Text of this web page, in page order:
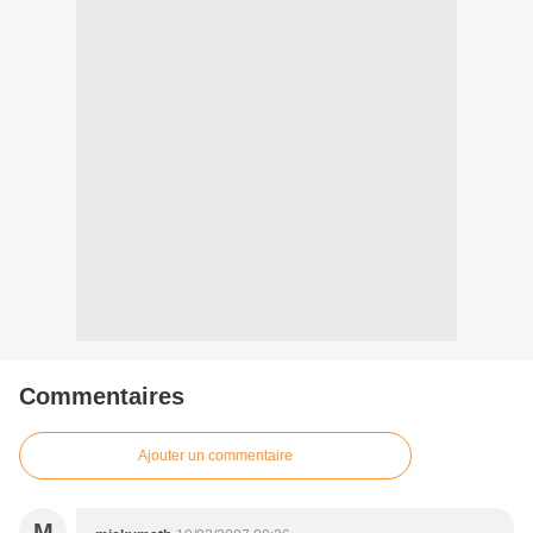
Commentaires
Ajouter un commentaire